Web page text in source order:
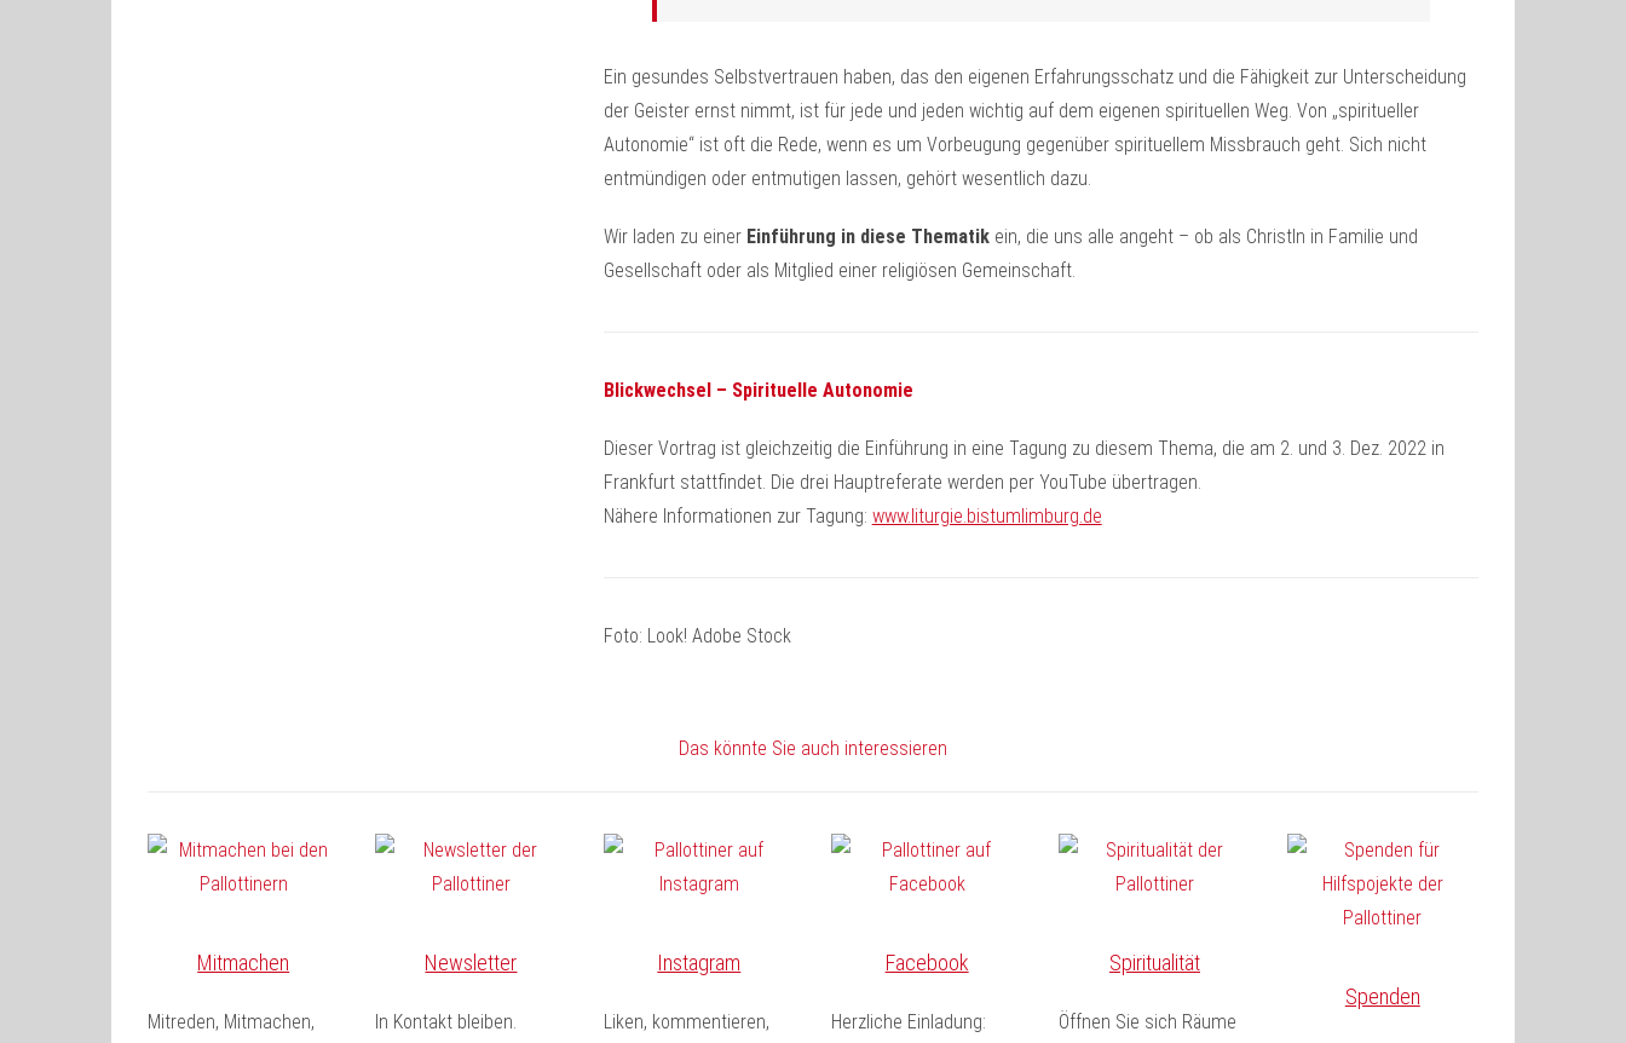
Ein gesundes Selbstvertrauen haben, das den eigenen Erfahrungsschatz und die Fähigkeit zur Unterscheidung
der Geister ernst nimmt, ist für jede und jeden wichtig auf dem eigenen spirituellen Weg. Von „spiritueller
Autonomie“ ist oft die Rede, wenn es um Vorbeugung gegenüber spirituellem Missbrauch geht. Sich nicht
entmündigen oder entmutigen lassen, gehört wesentlich dazu.
Wir laden zu einer Einführung in diese Thematikein, die uns alle angeht – ob als ChristIn in Familie und
Gesellschaft oder als Mitglied einer religiösen Gemeinschaft.
Blickwechsel – Spirituelle Autonomie
Dieser Vortrag ist gleichzeitig die Einführung in eine Tagung zu diesem Thema, die am 2. und 3. Dez. 2022 in
Frankfurt stattfindet. Die drei Hauptreferate werden per YouTube übertragen.
Nähere Informationen zur Tagung: www.liturgie.bistumlimburg.de
Foto: Look! Adobe Stock
Das könnte Sie auch interessieren
Mitmachen
Mitreden, Mitmachen,
Newsletter
In Kontakt bleiben.
Instagram
Liken, kommentieren,
Facebook
Herzliche Einladung:
Spiritualität
Öffnen Sie sich Räume
Spenden